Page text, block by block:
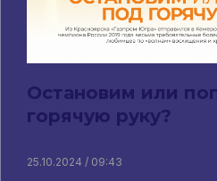
Остановим или
горячую руку?
25.10.2024 / 09:43